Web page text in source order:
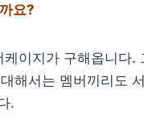
요?
케이지가 구해옵니다.
해서는 멤버끼리도
.